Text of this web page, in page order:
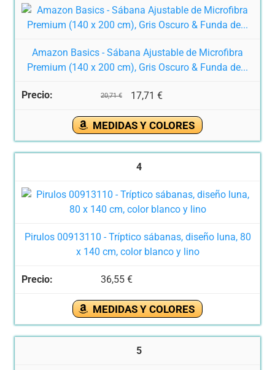
Amazon Basics - Sábana Ajustable de Microfibra
Premium (140 x 200 cm), Gris Oscuro & Funda de...
20,71 € 17,71 €
MEDIDAS Y COLORES
4
Pirulos 00913110 - Tríptico sábanas, diseño luna, 80
x 140 cm, color blanco y lino
36,55 €
MEDIDAS Y COLORES
5